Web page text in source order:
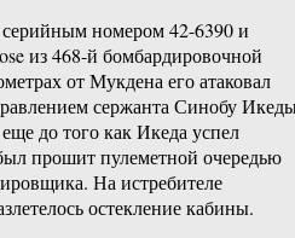
номером 42-6390 и
из 468-й бомбардировочной
от Мукдена его атаковал
сержанта Синобу
до того как Икеда успел
прошит пулеметной очередью
На истребителе
остекление кабины.